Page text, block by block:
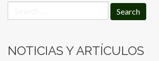
for:
NOTICIAS Y ARTÍCULOS